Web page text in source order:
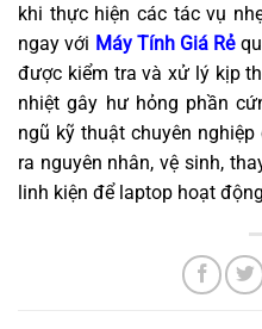
khi thực hiện các tác vụ
ngay với Máy Tính Giá Rẻ
được kiểm tra và xử lý kịp
nhiệt gây hư hỏng phần
ngũ kỹ thuật chuyên
ra nguyên nhân, vệ sinh,
linh kiện để laptop hoạt